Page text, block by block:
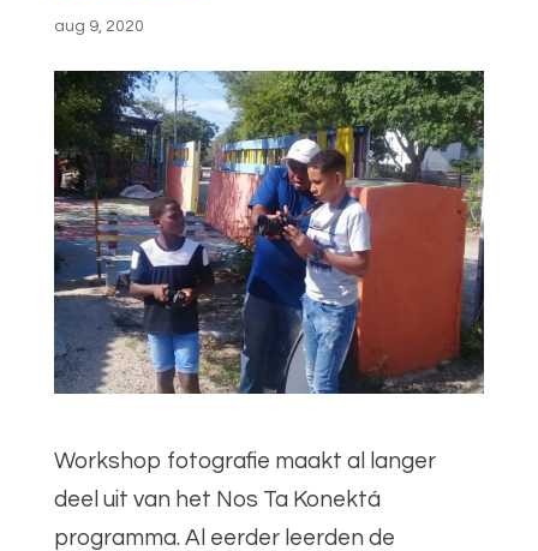
aug 9, 2020
Workshop fotografie maakt al langer
deel uit van het Nos Ta Konektá
programma. Al eerder leerden de